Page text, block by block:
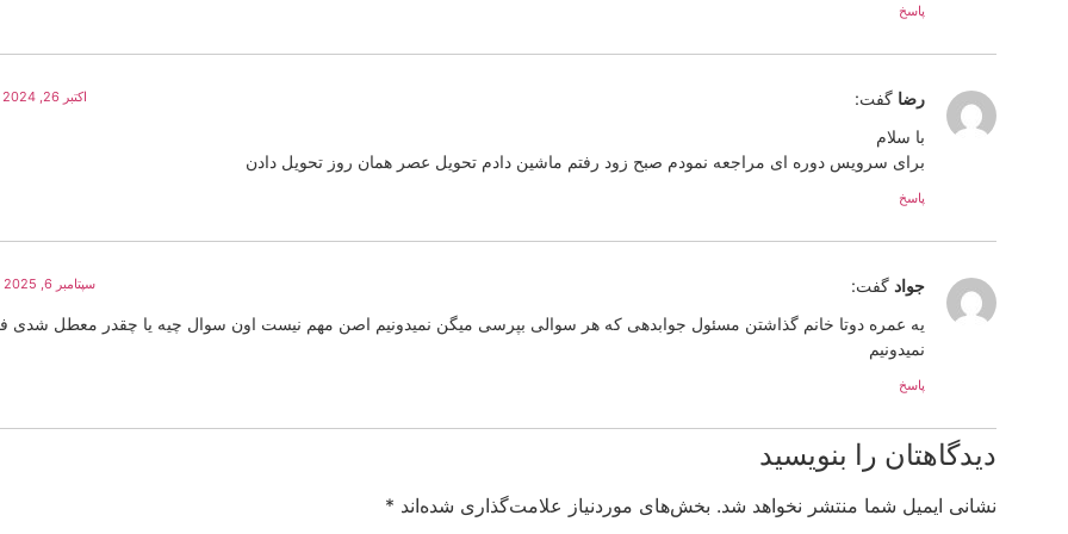
پاسخ
رضا گفت: اکتبر 26, 2024 در 2:18 ب.ظ
با سلام
برای سرویس دوره ای مراجعه نمودم صبح زود رفتم ماشین دادم تحویل عصر همان روز تحویل دادن
پاسخ
جواد گفت: سپتامبر 6, 2025 در 9:05 ق.ظ
یه عمره دوتا خانم گذاشتن مسئول جوابدهی که هر سوالی بپرسی میگن نمیدونیم اصن مهم نیست اون سوال چیه یا چقدر معطل شدی
نمیدونیم
پاسخ
دیدگاهتان را بنویسید
نشانی ایمیل شما منتشر نخواهد شد. بخش‌های موردنیاز علامت‌گذاری شده‌اند *